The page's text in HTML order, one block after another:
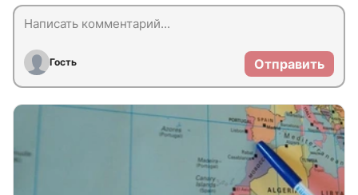
Гость Отправить